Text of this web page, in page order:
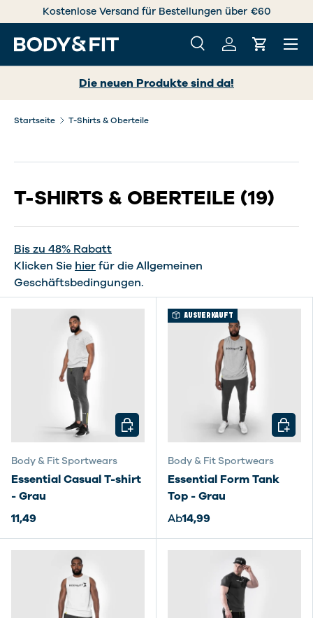
DIREKT ZUM INHALT
Jetzt shoppen, mit Klarna nachträglich
Suchen
SucheEinloggen
Menü
Die neuen Produkte sind da!
Startseite T-Shirts & Oberteile
T-SHIRTS & OBERTEILE (19)
Bis zu 48% Rabatt
Klicken Sie hierfür die Allgemeinen
Geschäftsbedingungen.
Body & Fit Sportwears
Essential Casual T-shirt
- Grau
11,49
OPTIONEN AUSWÄHLEN
AUSVERKAUFT
Body & Fit Sportwears
Essential Form Tank
Top - Grau
Ab14,99